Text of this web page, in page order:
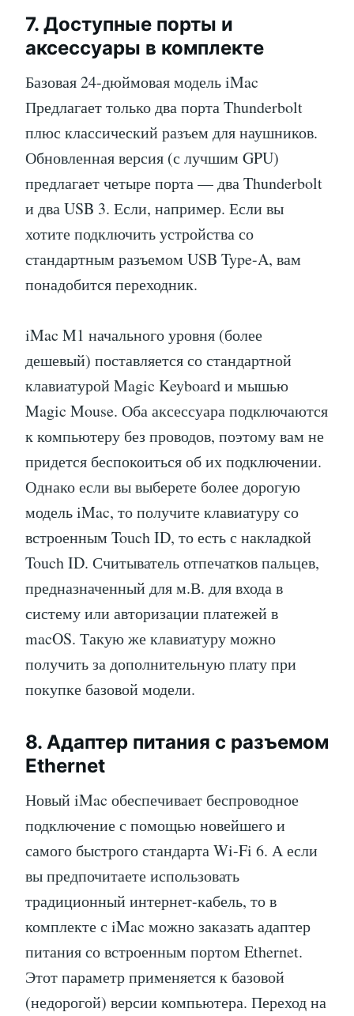
7. Доступные порты и
аксессуары в комплекте
Базовая 24-дюймовая модель iMac
Предлагает только два порта Thunderbolt
плюс классический разъем для наушников.
Обновленная версия (с лучшим GPU)
предлагает четыре порта — два Thunderbolt
и два USB 3. Если, например. Если вы
хотите подключить устройства со
стандартным разъемом USB Type-A, вам
понадобится переходник.
iMac M1 начального уровня (более
дешевый) поставляется со стандартной
клавиатурой Magic Keyboard и мышью
Magic Mouse. Оба аксессуара подключаются
к компьютеру без проводов, поэтому вам не
придется беспокоиться об их подключении.
Однако если вы выберете более дорогую
модель iMac, то получите клавиатуру со
встроенным Touch ID, то есть с накладкой
Touch ID. Считыватель отпечатков пальцев,
предназначенный для м.В. для входа в
систему или авторизации платежей в
macOS. Такую же клавиатуру можно
получить за дополнительную плату при
покупке базовой модели.
8. Адаптер питания с разъемом
Ethernet
Новый iMac обеспечивает беспроводное
подключение с помощью новейшего и
самого быстрого стандарта Wi-Fi 6. А если
вы предпочитаете использовать
традиционный интернет-кабель, то в
комплекте с iMac можно заказать адаптер
питания со встроенным портом Ethernet.
Этот параметр применяется к базовой
(недорогой) версии компьютера. Переход на